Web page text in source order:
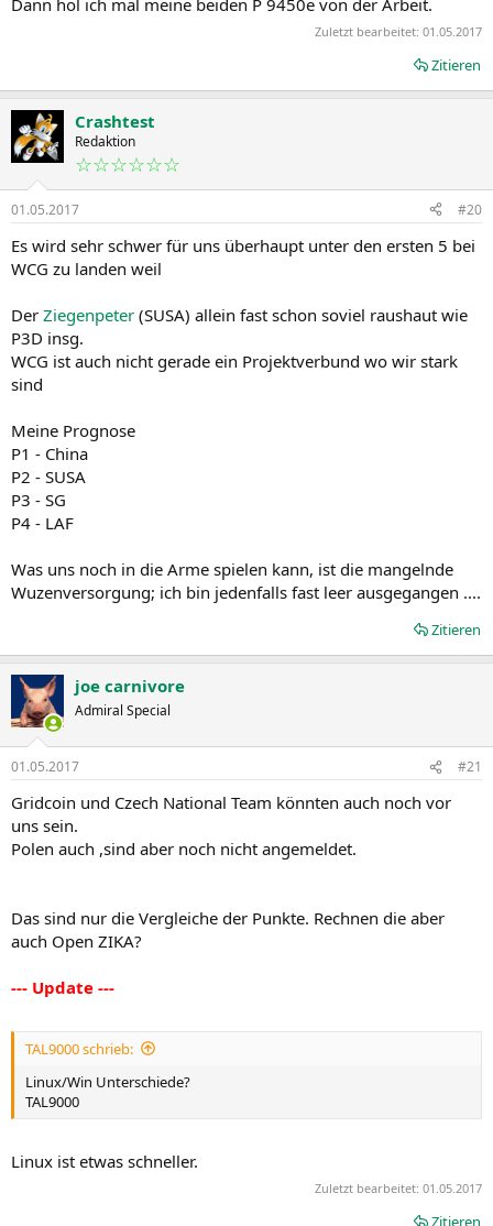
Dann hol ich mal meine beiden P 9450e von der Arbeit.
Zuletzt bearbeitet: 01.05.2017
Zitieren
Crashtest
Redaktion
☆☆☆☆☆☆
01.05.2017 #20
Es wird sehr schwer für uns überhaupt unter den ersten 5 bei
WCG zu landen weil
Der Ziegenpeter (SUSA) allein fast schon soviel raushaut wie
P3D insg.
WCG ist auch nicht gerade ein Projektverbund wo wir stark
sind
Meine Prognose
P1 - China
P2 - SUSA
P3 - SG
P4 - LAF
Was uns noch in die Arme spielen kann, ist die mangelnde
Wuzenversorgung; ich bin jedenfalls fast leer ausgegangen ....
Zitieren
joe carnivore
Admiral Special
01.05.2017 #21
Gridcoin und Czech National Team könnten auch noch vor
uns sein.
Polen auch ,sind aber noch nicht angemeldet.
Das sind nur die Vergleiche der Punkte. Rechnen die aber
auch Open ZIKA?
--- Update ---
TAL9000 schrieb:
Linux/Win Unterschiede?
TAL9000
Linux ist etwas schneller.
Zuletzt bearbeitet: 01.05.2017
Zitieren